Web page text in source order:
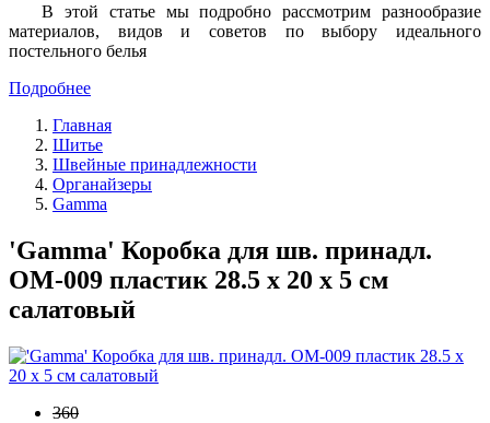
В этой статье мы подробно рассмотрим разнообразие
материалов, видов и советов по выбору идеального
постельного белья
Подробнее
Главная
Шитье
Швейные принадлежности
Органайзеры
Gamma
'Gamma' Коробка для шв. принадл.
OM-009 пластик 28.5 x 20 x 5 см
салатовый
360